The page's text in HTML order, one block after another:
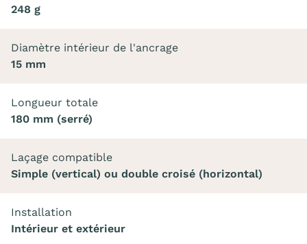
248 g
Diamètre intérieur de l'ancrage
15 mm
Longueur totale
180 mm (serré)
Laçage compatible
Simple (vertical) ou double croisé (horizontal)
Installation
Intérieur et extérieur